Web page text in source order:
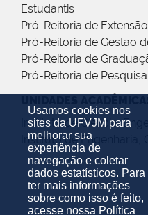
Usamos cookies nos
sites da UFVJM para
melhorar sua
experiência de
navegação e coletar
dados estatísticos. Para
ter mais informações
sobre como isso é feito,
acesse nossa Política
Estudantis
Pró-Reitoria de
Pró-Reitoria de Gestão
Pró-Reitoria de
Pró-Reitoria de
Instituto de Ciência,
Instituto de Engenharia,